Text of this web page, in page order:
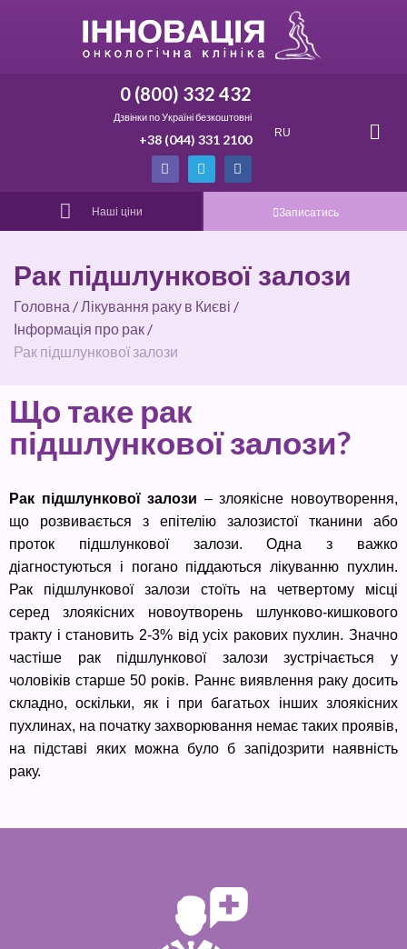
0 (800) 332 432
Дзвінки по Україні безкоштовні
+38 (044) 331 2100 RU
Наші ціни Записатись
Рак підшлункової залози
Головна /Лікування раку в Києві /
Інформація про рак /
Рак підшлункової залози
Що таке рак
підшлункової залози?
Рак підшлункової залози – злоякісне новоутворення,
що розвивається з епітелію залозистої тканини або
проток підшлункової залози. Одна з важко
діагностуються і погано піддаються лікуванню пухлин.
Рак підшлункової залози стоїть на четвертому місці
серед злоякісних новоутворень шлунково-кишкового
тракту і становить 2-3% від усіх ракових пухлин. Значно
частіше рак підшлункової залози зустрічається у
чоловіків старше 50 років. Раннє виявлення раку досить
складно, оскільки, як і при багатьох інших злоякісних
пухлинах, на початку захворювання немає таких проявів,
на підставі яких можна було б запідозрити наявність
раку.